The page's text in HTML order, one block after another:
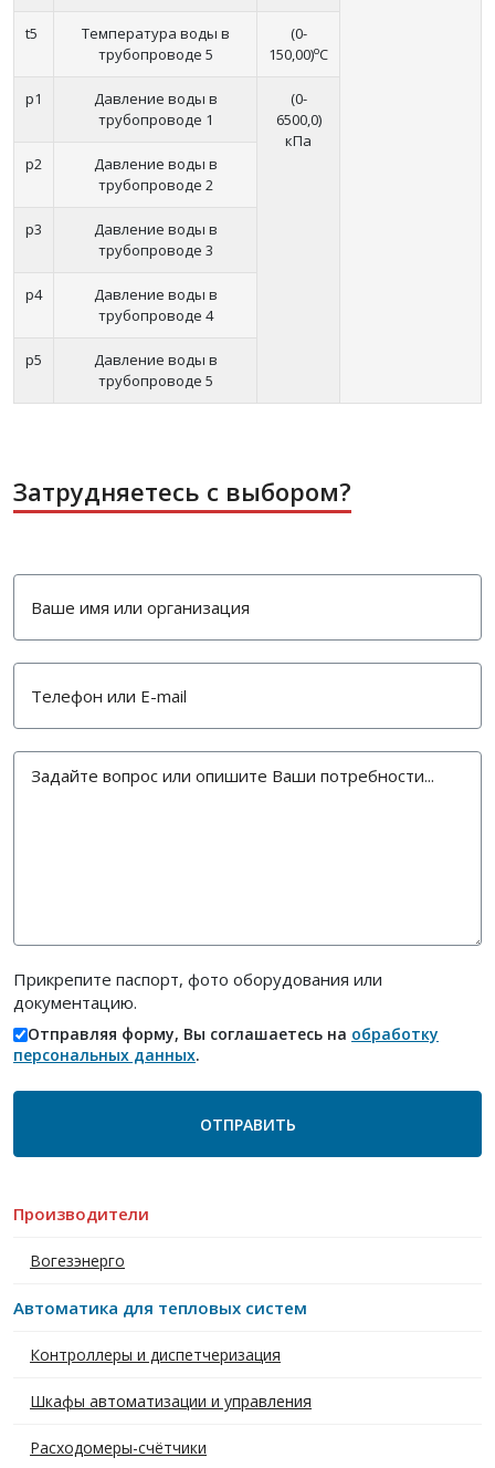
Производители
Вогезэнерго
Автоматика для тепловых систем
Контроллеры и диспетчеризация
Шкафы автоматизации и управления
Расходомеры-счётчики
t5
Температура воды в
трубопроводе 5
(0-
150,00)oC
p1
Давление воды в
трубопроводе 1
(0-
6500,0)
кПa
p2
Давление воды в
трубопроводе 2
p3
Давление воды в
трубопроводе 3
p4
Давление воды в
трубопроводе 4
p5
Давление воды в
трубопроводе 5
Затрудняетесь с выбором?
Прикрепите паспорт, фото оборудования или
документацию.
Отправляя форму, Вы соглашаетесь на обработку
персональных данных.